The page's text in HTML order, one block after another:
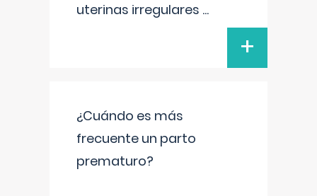
uterinas irregulares ...
+
¿Cuándo es más
frecuente un parto
prematuro?